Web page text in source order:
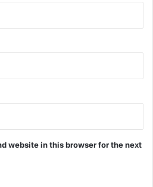
website in this browser for the next